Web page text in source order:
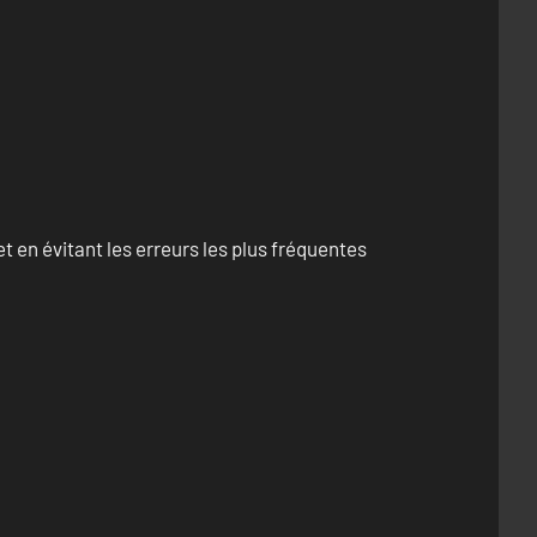
en évitant les erreurs les plus fréquentes